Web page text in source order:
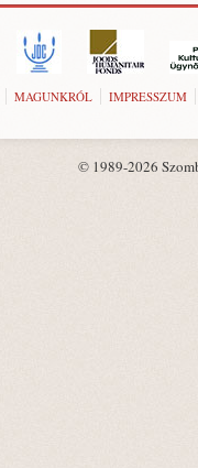
MAGUNKRÓL IMPRESSZUM
© 1989-2026